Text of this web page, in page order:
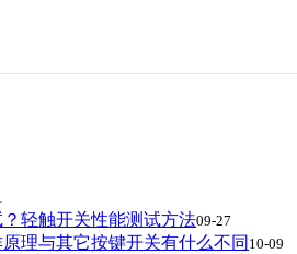
轻触开关性能测试方法09-27
理与其它按键开关有什么不同 10-09